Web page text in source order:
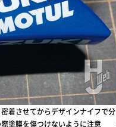
着させてからデザインナイフで分
塗膜を傷つけないように注意